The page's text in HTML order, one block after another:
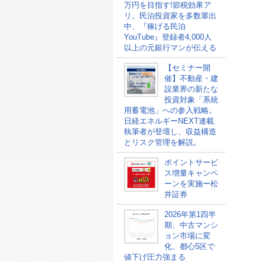
万円を目指す!節税効果ア
リ。民泊投資家を多数輩出
中、『稼げる民泊
YouTube』登録者4,000人
以上の元銀行マンが伝える
【セミナー開
催】不動産・建
設業界の新たな
投資対象「系統
用蓄電池」への参入戦略。
日経エネルギーNEXT連載
執筆者が登壇し、収益構造
とリスク管理を解説。
ポイントサービ
ス増量キャンペ
ーンを実施ー松
井証券
2026年第1四半
期、中古マンシ
ョン市場に変
化、都心5区で
値下げ圧力強まる